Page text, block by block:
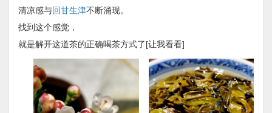
清凉感与回甘生津不断涌现。
找到这个感觉，
就是解开这道茶的正确喝茶方式了[让我看看]